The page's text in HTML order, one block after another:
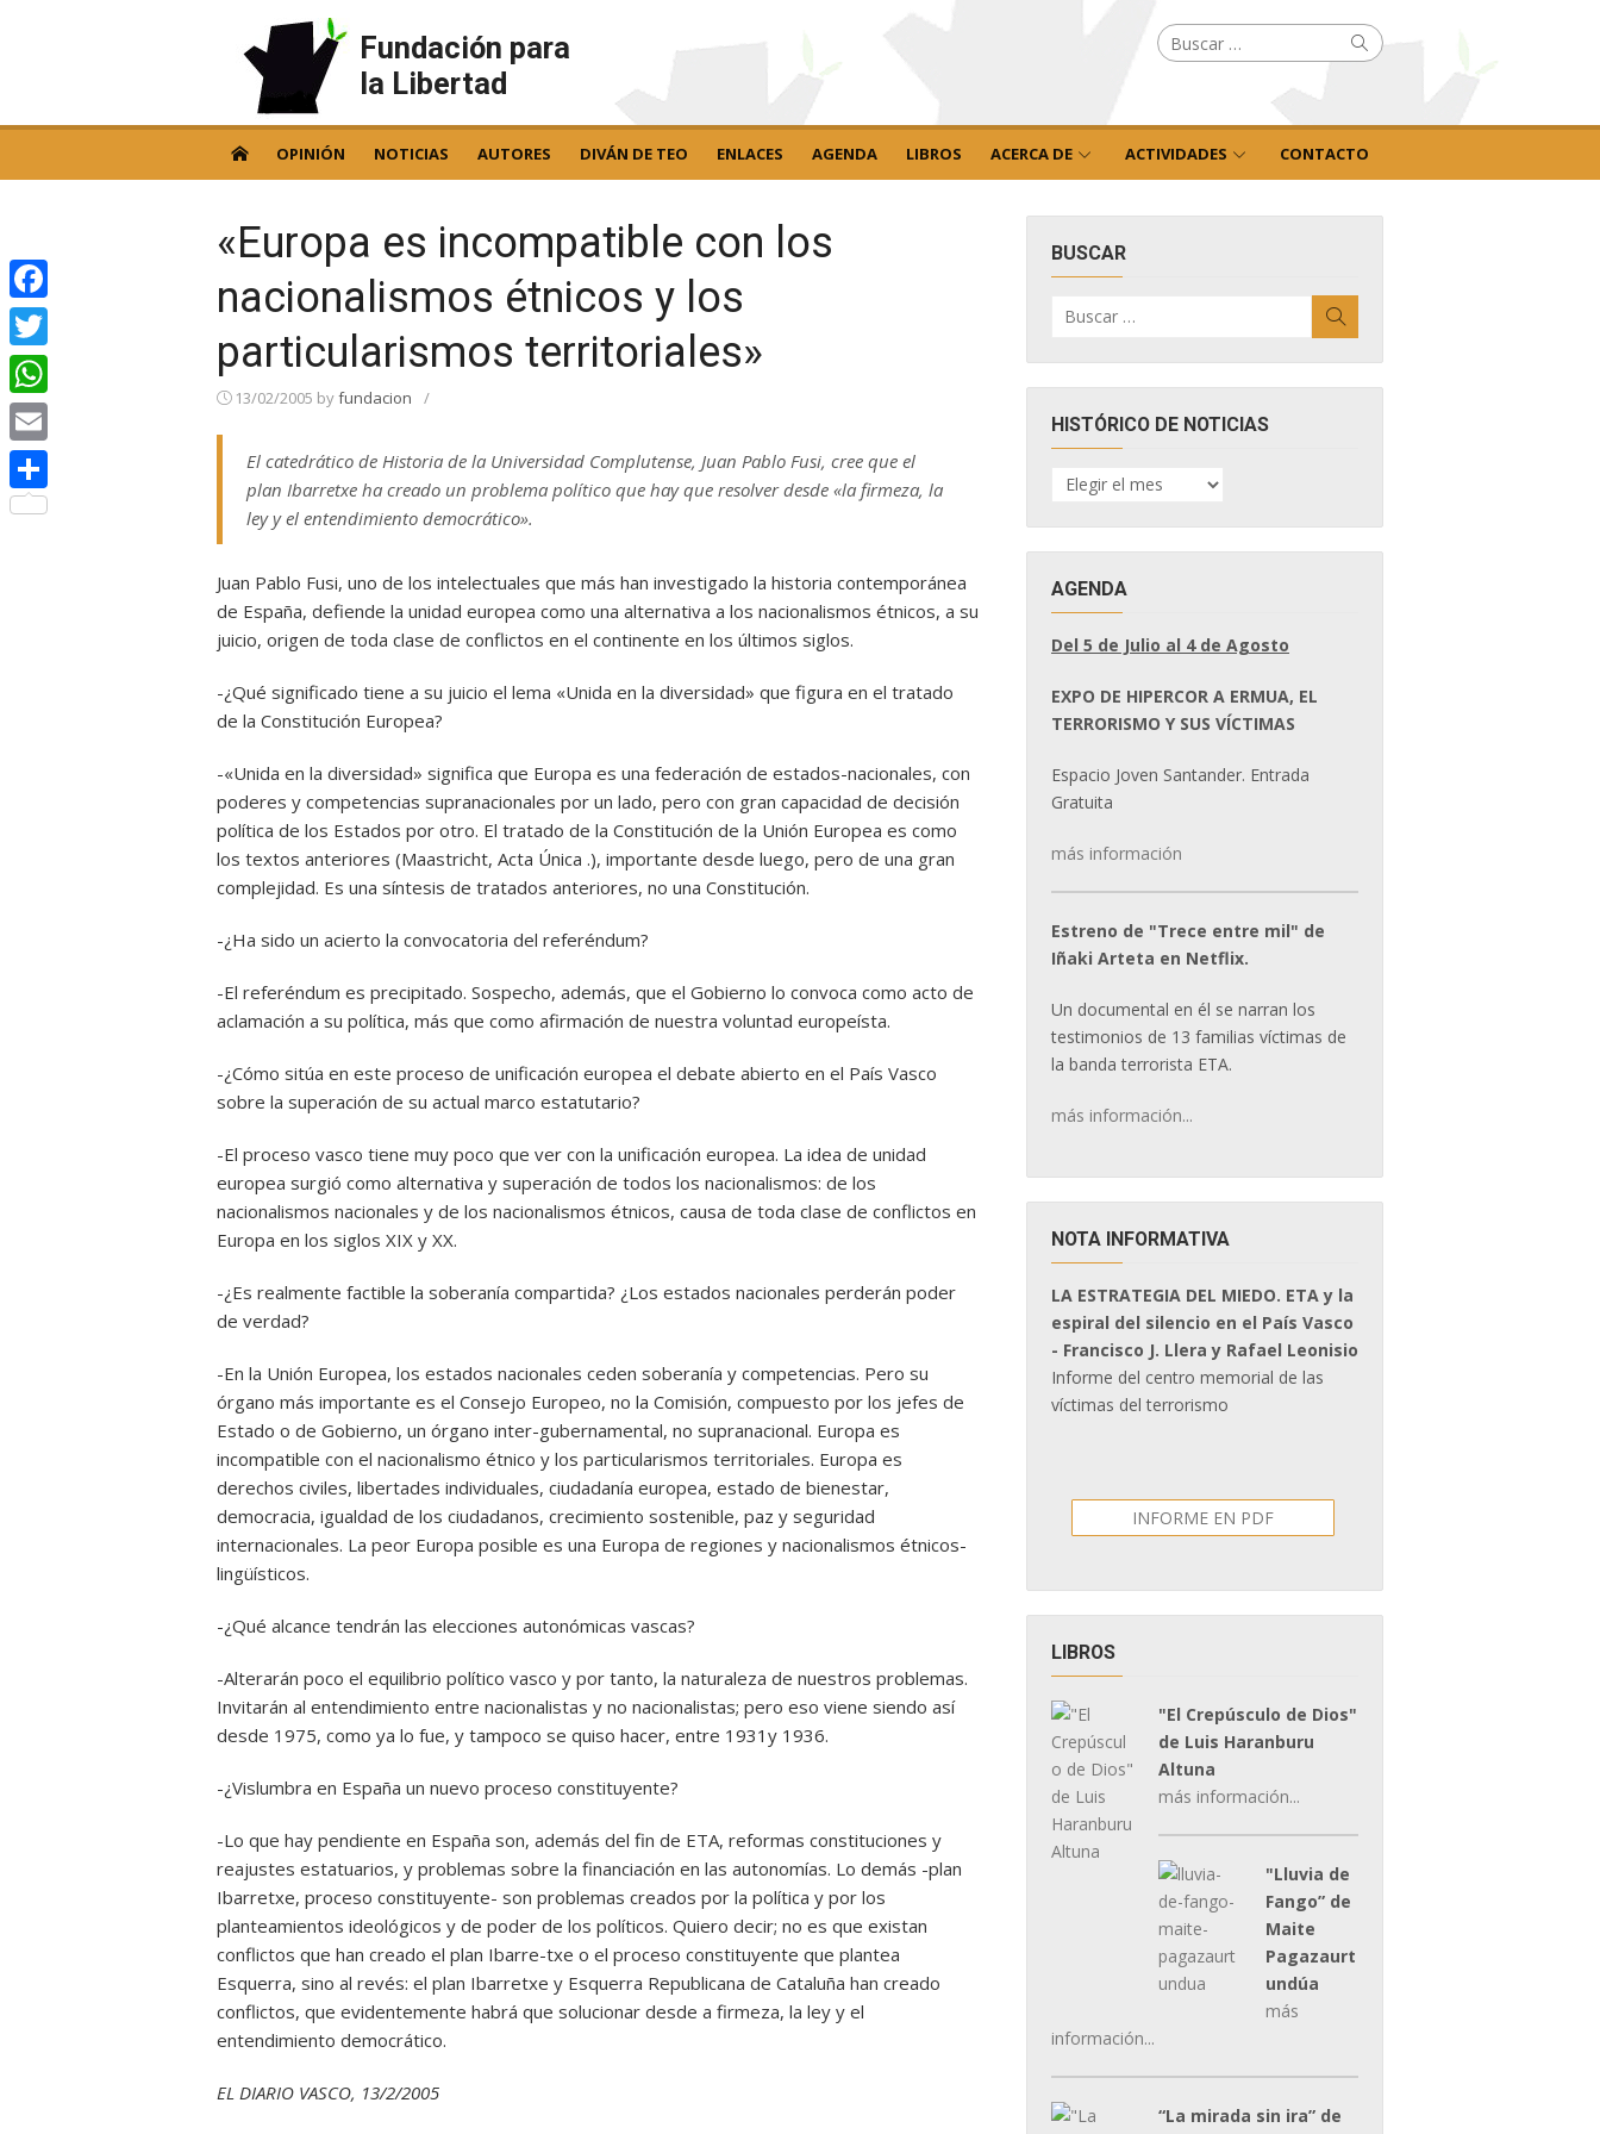
Fundación para
la Libertad
Buscar
por: Buscar
OPINIÓN NOTICIAS AUTORES DIVÁN DE TEO ENLACES AGENDA LIBROS ACERCA DE ACTIVIDADES CONTACTO
«Europa es incompatible con los
nacionalismos étnicos y los
particularismos territoriales»
13/02/2005 byfundacion /
El catedrático de Historia de la Universidad Complutense, Juan Pablo Fusi, cree que el
plan Ibarretxe ha creado un problema político que hay que resolver desde «la firmeza, la
ley y el entendimiento democrático».
Juan Pablo Fusi, uno de los intelectuales que más han investigado la historia contemporánea
de España, defiende la unidad europea como una alternativa a los nacionalismos étnicos, a su
juicio, origen de toda clase de conflictos en el continente en los últimos siglos.
-¿Qué significado tiene a su juicio el lema «Unida en la diversidad» que figura en el tratado
de la Constitución Europea?
-«Unida en la diversidad» significa que Europa es una federación de estados-nacionales, con
poderes y competencias supranacionales por un lado, pero con gran capacidad de decisión
política de los Estados por otro. El tratado de la Constitución de la Unión Europea es como
los textos anteriores (Maastricht, Acta Única .), importante desde luego, pero de una gran
complejidad. Es una síntesis de tratados anteriores, no una Constitución.
-¿Ha sido un acierto la convocatoria del referéndum?
-El referéndum es precipitado. Sospecho, además, que el Gobierno lo convoca como acto de
aclamación a su política, más que como afirmación de nuestra voluntad europeísta.
-¿Cómo sitúa en este proceso de unificación europea el debate abierto en el País Vasco
sobre la superación de su actual marco estatutario?
-El proceso vasco tiene muy poco que ver con la unificación europea. La idea de unidad
europea surgió como alternativa y superación de todos los nacionalismos: de los
nacionalismos nacionales y de los nacionalismos étnicos, causa de toda clase de conflictos en
Europa en los siglos XIX y XX.
-¿Es realmente factible la soberanía compartida? ¿Los estados nacionales perderán poder
de verdad?
-En la Unión Europea, los estados nacionales ceden soberanía y competencias. Pero su
órgano más importante es el Consejo Europeo, no la Comisión, compuesto por los jefes de
Estado o de Gobierno, un órgano inter-gubernamental, no supranacional. Europa es
incompatible con el nacionalismo étnico y los particularismos territoriales. Europa es
derechos civiles, libertades individuales, ciudadanía europea, estado de bienestar,
democracia, igualdad de los ciudadanos, crecimiento sostenible, paz y seguridad
internacionales. La peor Europa posible es una Europa de regiones y nacionalismos étnicos-
lingüísticos.
-¿Qué alcance tendrán las elecciones autonómicas vascas?
-Alterarán poco el equilibrio político vasco y por tanto, la naturaleza de nuestros problemas.
Invitarán al entendimiento entre nacionalistas y no nacionalistas; pero eso viene siendo así
desde 1975, como ya lo fue, y tampoco se quiso hacer, entre 1931y 1936.
-¿Vislumbra en España un nuevo proceso constituyente?
-Lo que hay pendiente en España son, además del fin de ETA, reformas constituciones y
reajustes estatuarios, y problemas sobre la financiación en las autonomías. Lo demás -plan
Ibarretxe, proceso constituyente- son problemas creados por la política y por los
planteamientos ideológicos y de poder de los políticos. Quiero decir; no es que existan
conflictos que han creado el plan Ibarre-txe o el proceso constituyente que plantea
Esquerra, sino al revés: el plan Ibarretxe y Esquerra Republicana de Cataluña han creado
conflictos, que evidentemente habrá que solucionar desde a firmeza, la ley y el
entendimiento democrático.
EL DIARIO VASCO, 13/2/2005
BUSCAR
por:
HISTÓRICO DE NOTICIAS
HISTÓRICO
DE
AGENDA
Del 5 de Julio al 4 de Agosto
EXPO DE HIPERCOR A ERMUA, EL
TERRORISMO Y SUS VÍCTIMAS
Espacio Joven Santander. Entrada
Gratuita
más información
Estreno de "Trece entre mil" de
Iñaki Arteta en Netflix.
Un documental en él se narran los
testimonios de 13 familias víctimas de
la banda terrorista ETA.
más información...
NOTA INFORMATIVA
LA ESTRATEGIA DEL MIEDO. ETA y la
espiral del silencio en el País Vasco
- Francisco J. Llera y Rafael Leonisio
Informe del centro memorial de las
víctimas del terrorismo
INFORME EN PDF
LIBROS
"El Crepúsculo de Dios"
de Luis Haranburu
Altuna
más información...
"Lluvia de
Fango” de
Maite
Pagazaurt
undúa
más
información...
“La mirada sin ira” de
Facebook
Twitter
WhatsApp
Email
Compartir